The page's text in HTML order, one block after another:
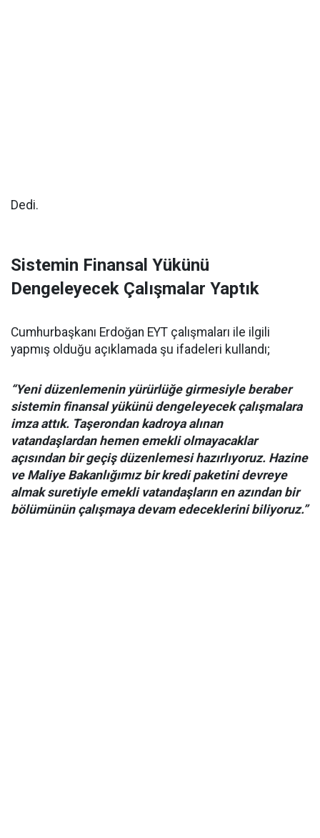
Dedi.
Sistemin Finansal Yükünü
Dengeleyecek Çalışmalar Yaptık
Cumhurbaşkanı Erdoğan EYT çalışmaları ile ilgili
yapmış olduğu açıklamada şu ifadeleri kullandı;
“Yeni düzenlemenin yürürlüğe girmesiyle beraber
sistemin finansal yükünü dengeleyecek çalışmalara
imza attık. Taşerondan kadroya alınan
vatandaşlardan hemen emekli olmayacaklar
açısından bir geçiş düzenlemesi hazırlıyoruz. Hazine
ve Maliye Bakanlığımız bir kredi paketini devreye
almak suretiyle emekli vatandaşların en azından bir
bölümünün çalışmaya devam edeceklerini biliyoruz.”